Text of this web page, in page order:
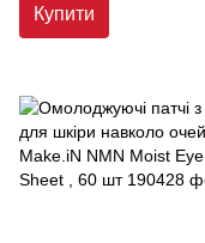
Купити